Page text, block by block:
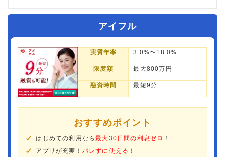
アイフル
実質年率 3.0%〜18.0%
限度額 最大800万円
融資時間 最短9分
おすすめポイント
はじめての利用なら最大30日間の利息ゼロ ！
アプリが充実！ バレずに使える ！